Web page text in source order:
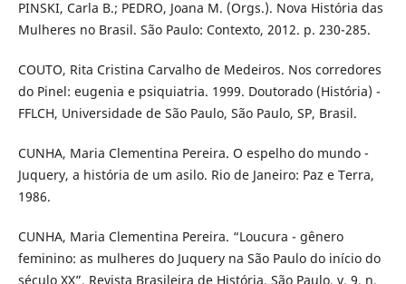
PINSKI, Carla B.; PEDRO, Joana M. (Orgs.). Nova História das
Mulheres no Brasil. São Paulo: Contexto, 2012. p. 230-285.
COUTO, Rita Cristina Carvalho de Medeiros. Nos corredores
do Pinel: eugenia e psiquiatria. 1999. Doutorado (História) -
FFLCH, Universidade de São Paulo, São Paulo, SP, Brasil.
CUNHA, Maria Clementina Pereira. O espelho do mundo -
Juquery, a história de um asilo. Rio de Janeiro: Paz e Terra,
1986.
CUNHA, Maria Clementina Pereira. “Loucura - gênero
feminino: as mulheres do Juquery na São Paulo do início do
século XX”. Revista Brasileira de História, São Paulo, v. 9, n.